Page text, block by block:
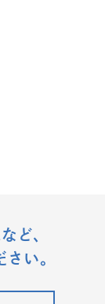
ど、
い。